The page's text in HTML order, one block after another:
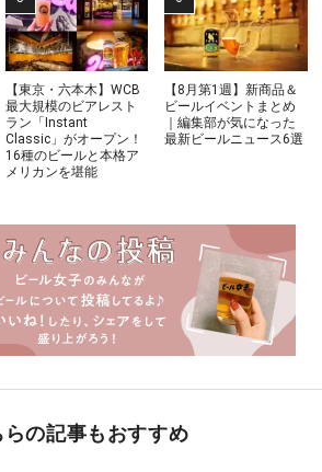
【東京・六本木】WCB
最大規模のビアレスト
ラン「Instant
Classic」がオープン！
16種のビールと本格ア
メリカンを堪能
【8月第1週】新商品＆
ビールイベントまとめ
｜編集部が気になった
最新ビールニュース6選
らの記事もおすすめ